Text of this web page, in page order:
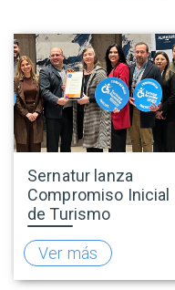
Sernatur lanza
Compromiso Inicial
de Turismo
Accesible para
promover una
oferta turística más
Ver más